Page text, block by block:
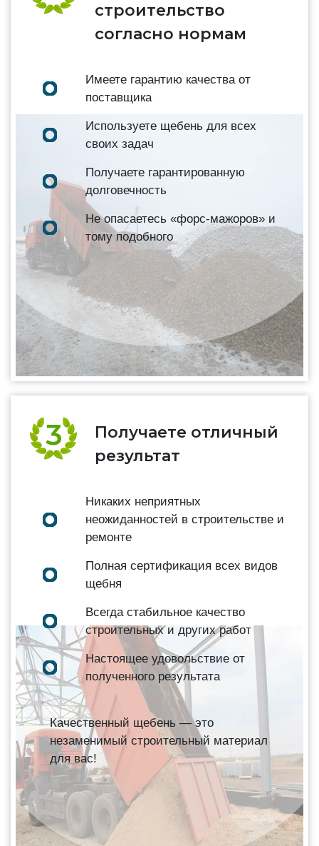
строительство
согласно нормам
Имеете гарантию качества от
поставщика
Используете щебень для всех
своих задач
Получаете гарантированную
долговечность
Не опасаетесь «форс-мажоров» и
тому подобного
Получаете отличный
результат
Никаких неприятных
неожиданностей в строительстве и
ремонте
Полная сертификация всех видов
щебня
Всегда стабильное качество
строительных и других работ
Настоящее удовольствие от
полученного результата
Качественный щебень — это
незаменимый строительный материал
для вас!